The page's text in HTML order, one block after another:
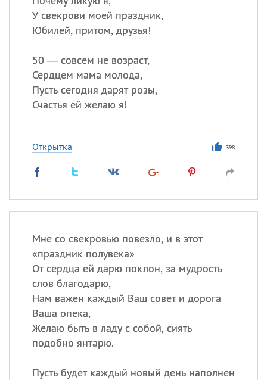
У свекрови моей праздник,
Юбилей, притом, друзья!
50 — совсем не возраст,
Сердцем мама молода,
Пусть сегодня дарят розы,
Счастья ей желаю я!
Открытка 398
Мне со свекровью повезло, и в этот
«праздник полувека»
От сердца ей дарю поклон, за мудрость
слов благодарю,
Нам важен каждый Ваш совет и дорога
Ваша опека,
Желаю быть в ладу с собой, сиять
подобно янтарю.
Пусть будет каждый новый день наполнен